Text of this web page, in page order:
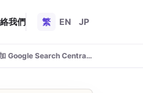
我們 繁 EN JP
YUSIHK 近期參加 Google Search Central Live